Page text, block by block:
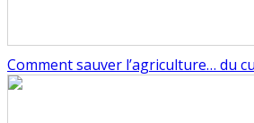
Comment sauver l’agriculture… du